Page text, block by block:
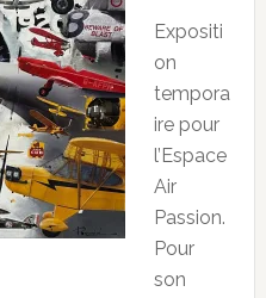
Expositi
on
tempora
ire pour
l’Espace
Air
Passion.
Pour
son